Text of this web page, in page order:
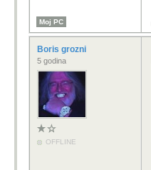
Moj PC
Boris grozni
5 godina
OFFLINE